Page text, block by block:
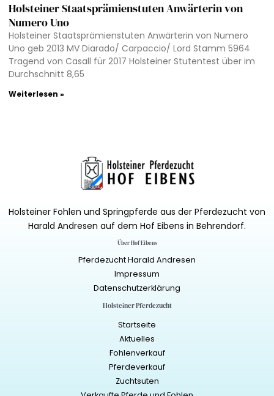
Holsteiner Staatsprämienstuten Anwärterin von
Numero Uno
Holsteiner Staatsprämienstuten Anwärterin von Numero
Uno geb 2013 MV Diarado/ Carpaccio/ Lord Stamm 5964
Tragend von Casall für 2017 Holsteiner Stutentest über im
Durchschnitt 8,65
Weiterlesen »
Holsteiner Fohlen und Springpferde aus der Pferdezucht von
Harald Andresen auf dem Hof Eibens in Behrendorf.
Über Hof Eibens
Pferdezucht Harald Andresen
Impressum
Datenschutzerklärung
Holsteiner Pferdezucht
Startseite
Aktuelles
Fohlenverkauf
Pferdeverkauf
Zuchtsuten